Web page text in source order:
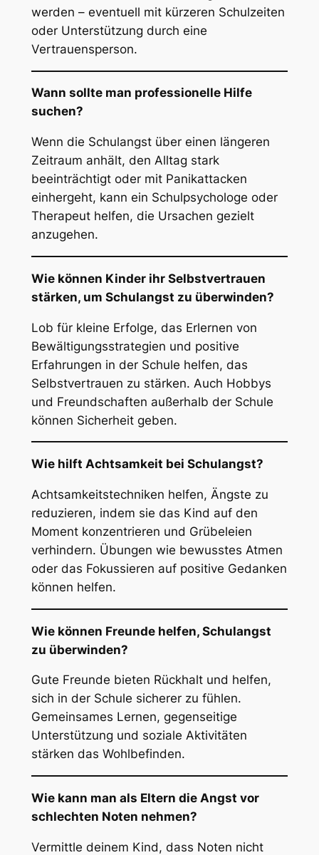
werden – eventuell mit kürzeren Schulzeiten
oder Unterstützung durch eine
Vertrauensperson.
Wann sollte man professionelle Hilfe
suchen?
Wenn die Schulangst über einen längeren
Zeitraum anhält, den Alltag stark
beeinträchtigt oder mit Panikattacken
einhergeht, kann ein Schulpsychologe oder
Therapeut helfen, die Ursachen gezielt
anzugehen.
Wie können Kinder ihr Selbstvertrauen
stärken, um Schulangst zu überwinden?
Lob für kleine Erfolge, das Erlernen von
Bewältigungsstrategien und positive
Erfahrungen in der Schule helfen, das
Selbstvertrauen zu stärken. Auch Hobbys
und Freundschaften außerhalb der Schule
können Sicherheit geben.
Wie hilft Achtsamkeit bei Schulangst?
Achtsamkeitstechniken helfen, Ängste zu
reduzieren, indem sie das Kind auf den
Moment konzentrieren und Grübeleien
verhindern. Übungen wie bewusstes Atmen
oder das Fokussieren auf positive Gedanken
können helfen.
Wie können Freunde helfen, Schulangst
zu überwinden?
Gute Freunde bieten Rückhalt und helfen,
sich in der Schule sicherer zu fühlen.
Gemeinsames Lernen, gegenseitige
Unterstützung und soziale Aktivitäten
stärken das Wohlbefinden.
Wie kann man als Eltern die Angst vor
schlechten Noten nehmen?
Vermittle deinem Kind, dass Noten nicht